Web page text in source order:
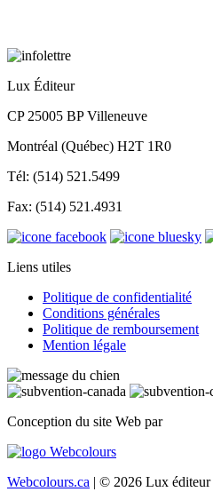
Lux Éditeur
CP 25005 BP Villeneuve
Montréal (Québec) H2T 1R0
Tél: (514) 521.5499
Fax: (514) 521.4931
Liens utiles
Politique de confidentialité
Conditions générales
Politique de remboursement
Mention légale
Conception du site Web par
Webcolours.ca | © 2026 Lux éditeur